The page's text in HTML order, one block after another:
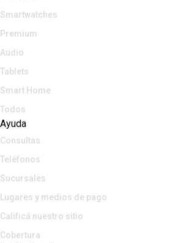
Smartwatches
Premium
Audio
Tablets
Smart Home
Todos
Ayuda
Consultas
Teléfonos
Sucursales
Lugares y medios de pago
Calificá nuestro sitio
Cobertura